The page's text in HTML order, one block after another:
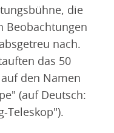
die
Beobachtungen
nach.
das 50
den Namen
(auf Deutsch:
Teleskop").